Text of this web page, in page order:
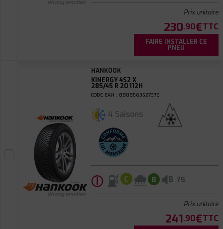
Prix unitaire
230.90€TTC
FAIRE INSTALLER CE
PNEU
HANKOOK
KINERGY 4S2 X
285/45 R 20 112H
CODE EAN : 8808563527376
4 Saisons
ⓘ C B B 75
Prix unitaire
241.90€TTC